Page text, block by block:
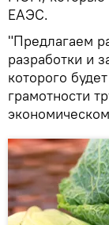
ЕАЭС.
"Предлагаем
разработки и
которого
грамотности